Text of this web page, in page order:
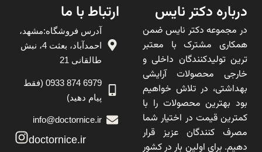
درباره دکتر نایس
در مجموعه دکتر نایس ضمن
همکاری مشترک با معتبر
ترین تولیدکنندگان داخلی و
خارجی محصولات آرایشی
بهداشتی، در تلاش خواهیم
بود بهترین محصولات را با
کمترین قیمت در اختیار شما
مصرف کنندگان عزیز قرار
دهیم. برای اولین بار در کشور
ارتباط با ما
آدرس فروشگاه:مشهد،
احمدآباد، بعثت 4، نبش
طالقانی 21
6979 874 0933 (فقط
پیام دهید)
info@doctornice.ir
doctornice.ir